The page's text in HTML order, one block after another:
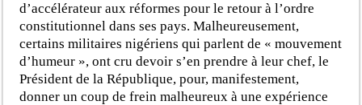
d’accélérateur aux réformes pour le retour à l’ordre
constitutionnel dans ses pays. Malheureusement,
certains militaires nigériens qui parlent de « mouvement
d’humeur », ont cru devoir s’en prendre à leur chef, le
Président de la République, pour, manifestement,
donner un coup de frein malheureux à une expérience